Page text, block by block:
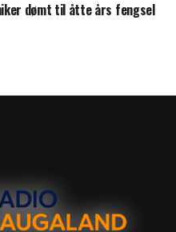
dømt til åtte års fengsel